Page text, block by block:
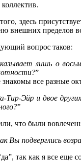
здесь
внешних пределов
вопрос таков:
лишь о
”
все разные
Тир-Эйр и двое
”
что были
Вы подверглись
так как я все еще